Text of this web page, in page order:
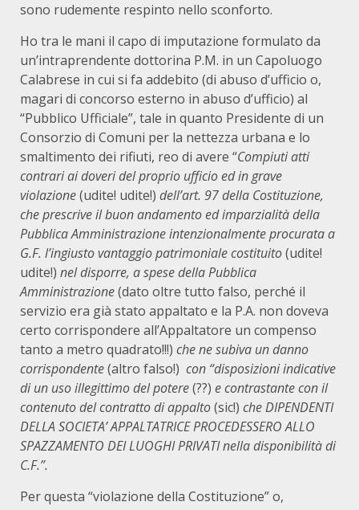
sono rudemente respinto nello sconforto.
Ho tra le mani il capo di imputazione formulato da
un’intraprendente dottorina P.M. in un Capoluogo
Calabrese in cui si fa addebito (di abuso d’ufficio o,
magari di concorso esterno in abuso d’ufficio) al
“Pubblico Ufficiale”, tale in quanto Presidente di un
Consorzio di Comuni per la nettezza urbana e lo
smaltimento dei rifiuti, reo di avere “Compiuti atti
contrari ai doveri del proprio ufficio ed in grave
violazione(udite! udite!) dell’art. 97 della Costituzione,
che prescrive il buon andamento ed imparzialità della
Pubblica Amministrazione intenzionalmente procurata a
G.F. l’ingiusto vantaggio patrimoniale costituito(udite!
udite!) nel disporre, a spese della Pubblica
Amministrazione(dato oltre tutto falso, perché il
servizio era già stato appaltato e la P.A. non doveva
certo corrispondere all’Appaltatore un compenso
tanto a metro quadrato!!!) che ne subiva un danno
corrispondente(altro falso!) con “disposizioni indicative
di un uso illegittimo del potere(??) e contrastante con il
contenuto del contratto di appalto(sic!) che DIPENDENTI
DELLA SOCIETA’ APPALTATRICE PROCEDESSERO ALLO
SPAZZAMENTO DEI LUOGHI PRIVATI nella disponibilità di
C.F.”.
Per questa “violazione della Costituzione” o,